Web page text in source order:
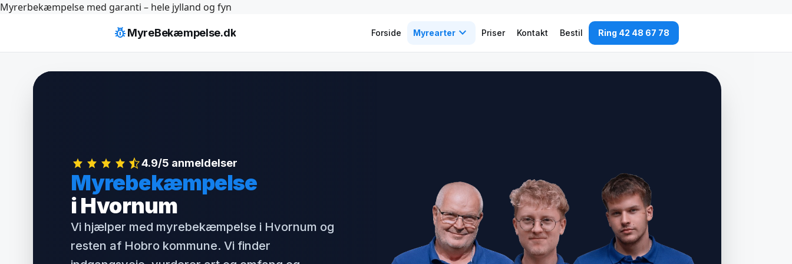
Hop
Myrerbekæmpelse med garanti – hele jylland og fyn
pest_controlMyreBekæmpelse.dk Forside Myrearter expand_more Priser Kontakt Bestil Ring 42 48 67 78
4.9/5 anmeldelser
Myrebekæmpelse
i Hvornum
Vi hjælper med myrebekæmpelse i Hvornum og
resten af Hobro kommune. Vi finder